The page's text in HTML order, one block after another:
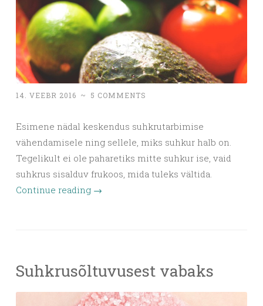
14. VEEBR 2016 ~ 5 COMMENTS
Esimene nädal keskendus suhkrutarbimise
vähendamisele ning sellele, miks suhkur halb on.
Tegelikult ei ole paharetiks mitte suhkur ise, vaid
suhkrus sisalduv frukoos, mida tuleks vältida.
Continue reading →
Suhkrusõltuvusest vabaks